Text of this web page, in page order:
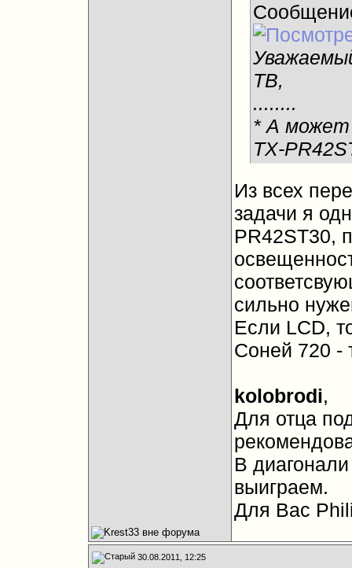
ТВ,
........
* А может
TX-
Из всех
задачи я
PR42ST30,
сильно
Если LCD,
Соней 720 -
kolobrodi,
Для отца
В диагонали
выиграем.
Для Вас
30.08.2011, 12:25